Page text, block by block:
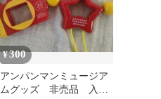
¥300
アンパンマンミュージア
ムグッズ 非売品 入場